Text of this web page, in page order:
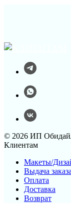
© 2026 ИП
Клиентам
Макеты/
Выдача заказа
Оплата
Доставка
Возврат